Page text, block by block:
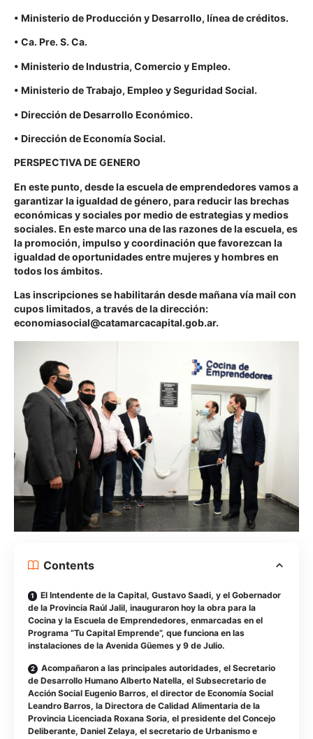
• Ministerio de Producción y Desarrollo, línea de créditos.
• Ca. Pre. S. Ca.
• Ministerio de Industria, Comercio y Empleo.
• Ministerio de Trabajo, Empleo y Seguridad Social.
• Dirección de Desarrollo Económico.
• Dirección de Economía Social.
PERSPECTIVA DE GENERO
En este punto, desde la escuela de emprendedores vamos a
garantizar la igualdad de género, para reducir las brechas
económicas y sociales por medio de estrategias y medios
sociales. En este marco una de las razones de la escuela, es
la promoción, impulso y coordinación que favorezcan la
igualdad de oportunidades entre mujeres y hombres en
todos los ámbitos.
Las inscripciones se habilitarán desde mañana vía mail con
cupos limitados, a través de la dirección:
economiasocial@catamarcacapital.gob.ar.
Contents
El Intendente de la Capital, Gustavo Saadi, y el Gobernador
de la Provincia Raúl Jalil, inauguraron hoy la obra para la
Cocina y la Escuela de Emprendedores, enmarcadas en el
Programa “Tu Capital Emprende”, que funciona en las
instalaciones de la Avenida Güemes y 9 de Julio.
Acompañaron a las principales autoridades, el Secretario
de Desarrollo Humano Alberto Natella, el Subsecretario de
Acción Social Eugenio Barros, el director de Economía Social
Leandro Barros, la Directora de Calidad Alimentaria de la
Provincia Licenciada Roxana Soria, el presidente del Concejo
Deliberante, Daniel Zelaya, el secretario de Urbanismo e